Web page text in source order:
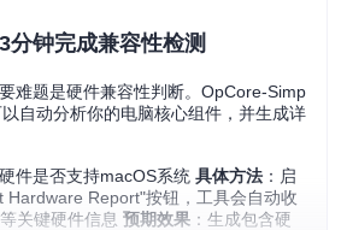
分钟完成兼容性检测
难题是硬件兼容性判断。OpCore-Simp
自动分析你的电脑核心组件，并生成详
件是否支持macOS系统 具体方法 ：启
Hardware Report"按钮，工具会自动收
关键硬件信息 预期效果 ：生成包含硬